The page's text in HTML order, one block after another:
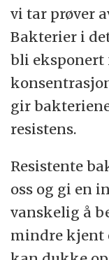
vi tar prøver
Bakterier i
bli eksponert
gir
resistens.
Resistente
oss og gi en
vanskelig å
mindre kjent